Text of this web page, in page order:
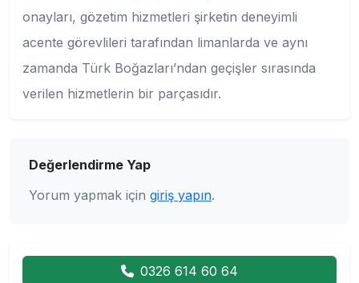
onayları, gözetim hizmetleri şirketin deneyimli
acente görevlileri tarafından limanlarda ve aynı
zamanda Türk Boğazları’ndan geçişler sırasında
verilen hizmetlerin bir parçasıdır.
Değerlendirme Yap
Yorum yapmak için giriş yapın.
0326 614 60 64